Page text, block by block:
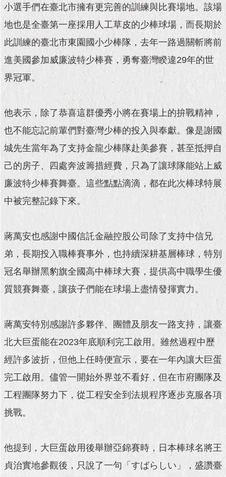
主
館
民
互
動
活
主
題
館
回
首
頁
站
覽
English
問
答
時
新
澄
詞
彙
小選手們在臺北市擁有更完善的訓練與比賽場地。該場
地也是全臺第一座採用人工草皮的少棒球場，而長期於
此訓練的臺北市東園國小少棒隊，去年一路過關斬將前
進美國參加威廉波特少棒賽，勇奪臺灣睽違29年的世
界冠軍。
他表示，除了恭喜這群優秀小將在賽場上的拚戰精神，
也不能忘記前輩們對臺灣少棒的投入與奉獻。像是謝國
城先生當年為了支持金龍少棒隊赴美參賽，甚至抵押自
己的房子、四處奔波籌措經費，只為了讓球隊能站上威
廉波特少棒賽舞臺。這些點點滴滴，都在此次棒球特展
中被完整記錄下來。
蔣萬安也感謝中國信託金融控股公司除了支持中信兄
弟，長期投入職棒賽事外，也持續深耕基層棒球，特別
冠名舉辦黑豹旗全國高中棒球大賽，提供高中職學生優
質競賽舞臺，讓孩子們能在球場上盡情發揮實力。
蔣萬安特別感謝許多夥伴、團體及朋友一路支持，讓臺
北大巨蛋能在2023年底順利完工啟用。雖然過程中歷
經許多波折，但他上任時便宣示，要在一年內讓大巨蛋
完工啟用。儘管一開始外界並不看好，但在市府團隊及
工程團隊努力下，從工程安全到法規程序逐步克服各項
挑戰。
他提到，大巨蛋啟用後舉辦亞錦賽時，日本棒球名將王
貞治實地參觀後，只說了一句「すばらしい」，盛讚臺